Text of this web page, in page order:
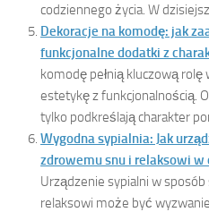
codziennego życia. W
Dekoracje na komodę: jak
funkcjonalne dodatki z
komodę pełnią kluczową rolę
estetykę z funkcjonalnością.
tylko podkreślają charakter
Wygodna sypialnia: Jak
zdrowemu snu i relaksowi w
Urządzenie sypialni w
relaksowi może być